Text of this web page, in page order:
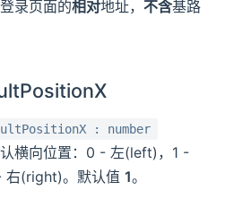
录页面的相对地址， 不含基路
: number
横向位置：0 - 左(left)，1 -
(right)。默认值 1。